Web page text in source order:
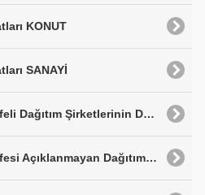
KONUT
SANAYİ
Ocak 2022 İtibariyle Tarifeli Dağıtım Şirketlerinin Doğalgaz Satış Fiyatları
Ocak 2022 İtibariyle Tarifesi Açıklanmayan Dağıtım Şirketlerinin Doğalgaz Satış Fiyatları